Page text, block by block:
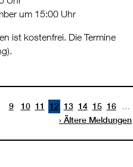
um 15:00 Uhr
ist kostenfrei. Die Termine
9 10 11 12 13 14 15 16
Ältere Meldungen